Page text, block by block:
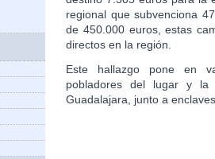
regional que subvenciona
de 450.000 euros, estas
directos en la región.
Este hallazgo pone en
pobladores del lugar y la
Guadalajara, junto a